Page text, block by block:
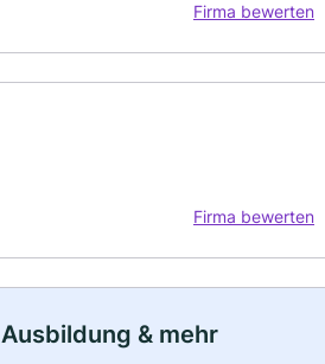
Firma bewerten
Firma bewerten
& mehr